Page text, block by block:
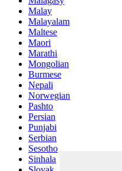
Malay
Malayalam
Maltese
Maori
Marathi
Mongolian
Burmese
Nepali
Norwegian
Pashto
Persian
Punjabi
Serbian
Sesotho
Sinhala